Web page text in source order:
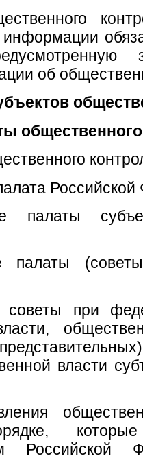
об
Российской
палаты
палаты
при
власти
которые
Российской